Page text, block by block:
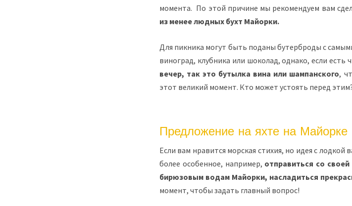
момента. По этой причине мы рекомендуем вам
из менее людных бухт Майорки.
Для пикника могут быть поданы бутерброды с
виноград, клубника или шоколад, однако, если есть
вечер, так это бутылка вина или шампанского,
этот великий момент. Кто может устоять перед
Предложение на яхте на Майорке
Если вам нравится морская стихия, но идея с
более особенное, например, отправиться со
бирюзовым водам Майорки, насладиться
момент, чтобы задать главный вопрос!